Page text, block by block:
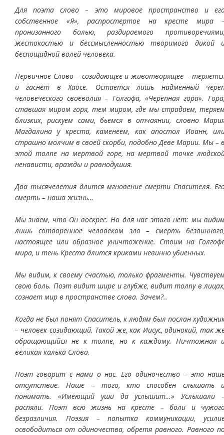
Для поэта слово – это мировое пространство и
собственное «Я», распростертое на кресте мира
пронизанного болью, раздираемого
жестокостью и бессмысленностью творимого дикой
беспощадной волей человека.
Первичное Слово – созидающее и животворящее –
и гаснет в Хаосе. Остается лишь надменный
человеческого своеволия – Голгофа, «Черепная гора».
ставшая миром горя, тем миром, где мы страдаем,
близких, рискуем сами, бьемся в отчаянии, словно
Магдалина у креста, каменеем, как апостол Иоанн,
страшно молчим в своей скорби, подобно Деве Марии. Мы –
этой толпе на мертвой горе, на мертвой точке
ненависти, вражды и равнодушия.
Два тысячелетия длится мгновение смерти Спасителя.
смерть – наша жизнь…
Мы знаем, что Он воскрес. Но для нас этого нет: мы
лишь сотворенное человеком зло – смерть
настоящее или образное уничтожение. Стоим на
мира, и тень Креста длится криками невинно убиенных.
Мы видим, к своему счастью, только фрагменты.
свою боль. Поэт видит шире и глубже, видит толпу в
сознает мир в пространстве слова. Зачем?..
Когда не был понят Спаситель, к людям был послан
– человек созидающий. Такой же, как Иисус, одинокий, так
обращающийся не к толпе, но к каждому. Ничтожная
великая калька Слова.
Поэт говорит с нами о нас. Его одиночество – это
отсутствие. Наше – того, кто способен слышать
понимать. «Имеющий уши да услышит…» Услышали
распяли. Поэт всю жизнь на кресте – боли и
безразличия. Поэзия – попытка коммуникации,
освободиться от одиночества, обретя равного. Равного